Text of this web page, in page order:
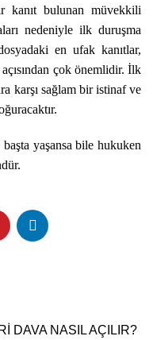
kanıt bulunan müvekkili
nedeniyle ilk duruşma
en ufak kanıtlar,
çok önemlidir. İlk
karşı sağlam bir istinaf ve
yaşansa bile hukuken
DAVA NASIL AÇILIR?